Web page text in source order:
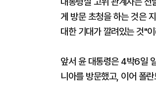
게 방문 초청을 하는 것은
대한 기대가 깔려있는 것"
앞서 윤 대통령은 4박6일
니아를 방문했고, 이어 폴